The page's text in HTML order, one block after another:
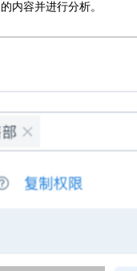
内容并进行分析。